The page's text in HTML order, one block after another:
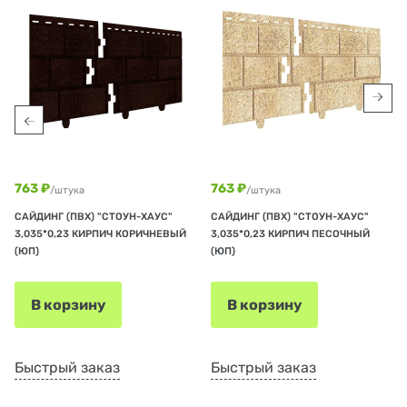
763 ₽/штука
САЙДИНГ (ПВХ) "СТОУН-ХАУС"
3,035*0,23 КИРПИЧ КОРИЧНЕВЫЙ
(ЮП)
В корзину
Быстрый заказ
763 ₽/штука
САЙДИНГ (ПВХ) "СТОУН-ХАУС"
3,035*0,23 КИРПИЧ ПЕСОЧНЫЙ
(ЮП)
В корзину
Быстрый заказ